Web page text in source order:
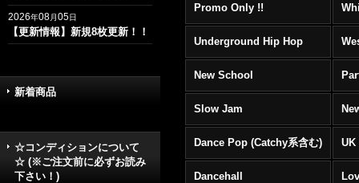
2026年08月05日
【更新情報】新規8枚更新！！
新着商品
☆コンディションについて
☆ (※ご注文前に必ずお読み
下さい！)
Promo Only !!
Underground Hip Hop
New School
Slow Jam
Dance Pop (Catchy系含む) UK
Dancehall